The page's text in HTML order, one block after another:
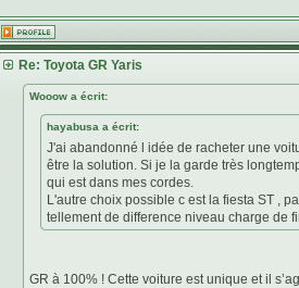
Re: Toyota GR Yaris
Wooow a écrit:
hayabusa a écrit:
J'ai abandonné l idée de racheter une
être la solution. Si je la garde très
qui est dans mes cordes.
L'autre choix possible c est la fiesta ST ,
tellement de difference niveau charge de
GR à 100% ! Cette voiture est unique et il